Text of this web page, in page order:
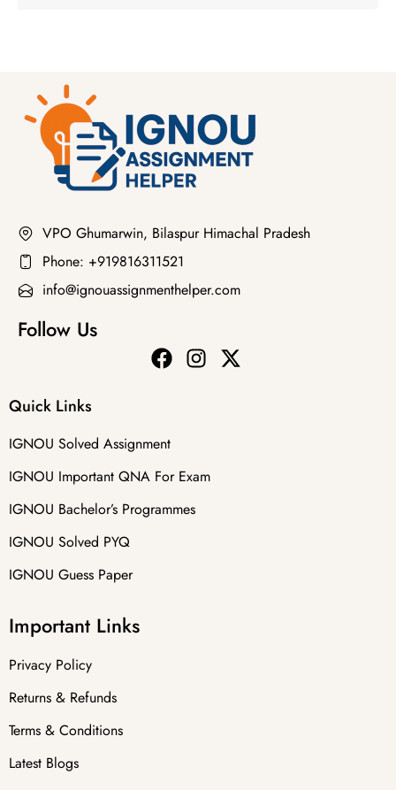
VPO Ghumarwin, Bilaspur Himachal Pradesh
Phone: +919816311521
info@ignouassignmenthelper.com
Follow Us
Quick Links
IGNOU Solved Assignment
IGNOU Important QNA For Exam
IGNOU Bachelor’s Programmes
IGNOU Solved PYQ
IGNOU Guess Paper
Important Links
Privacy Policy
Returns & Refunds
Terms & Conditions
Latest Blogs